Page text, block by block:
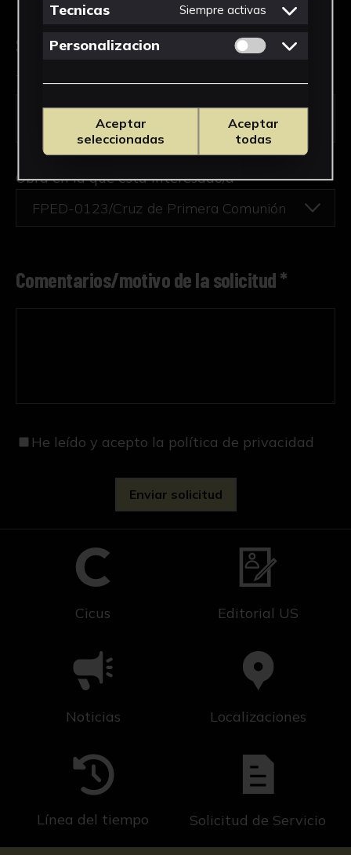
Solicitud de Servicio
Tipo de solicitud *
Obra en la que está interesado/a*
FPED-0123/Cruz de Primera Comunión
Comentarios/motivo de la solicitud *
He leído y acepto la política de privacidad
Cicus Editorial US
Noticias Localizaciones
Línea del tiempo Solicitud de Servicio
Tecnicas Siempre activas
Personalizacion Permitir cookies
Aceptar
seleccionadas
Aceptar
todas